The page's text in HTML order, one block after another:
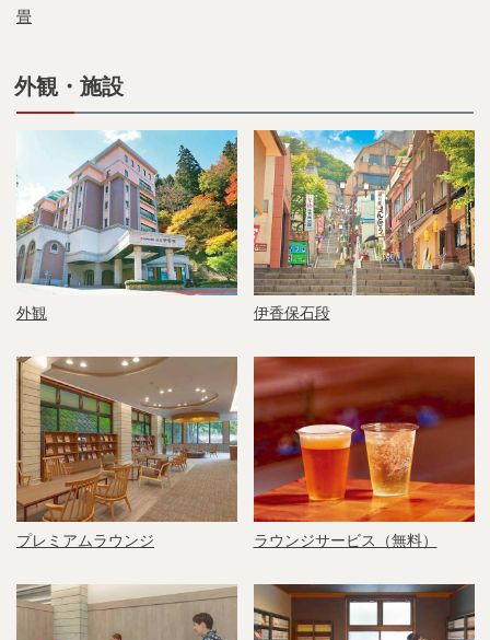
畳
外観・施設
外観 伊香保石段
プレミアムラウンジ ラウンジサービス（無料）